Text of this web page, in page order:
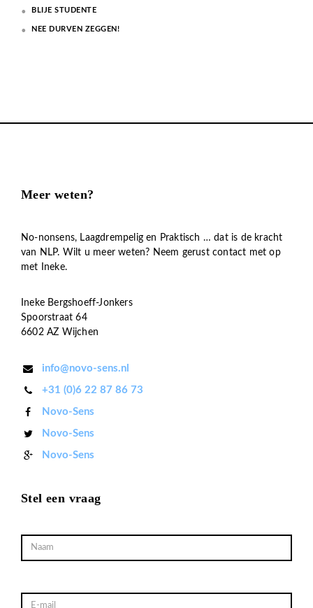
BLIJE STUDENTE
NEE DURVEN ZEGGEN!
Meer weten?
No-nonsens, Laagdrempelig en Praktisch … dat is de kracht
van NLP. Wilt u meer weten? Neem gerust contact met op
met Ineke.
Ineke Bergshoeff-Jonkers
Spoorstraat 64
6602 AZ Wijchen
info@novo-sens.nl
+31 (0)6 22 87 86 73
Novo-Sens
Novo-Sens
Novo-Sens
Stel een vraag